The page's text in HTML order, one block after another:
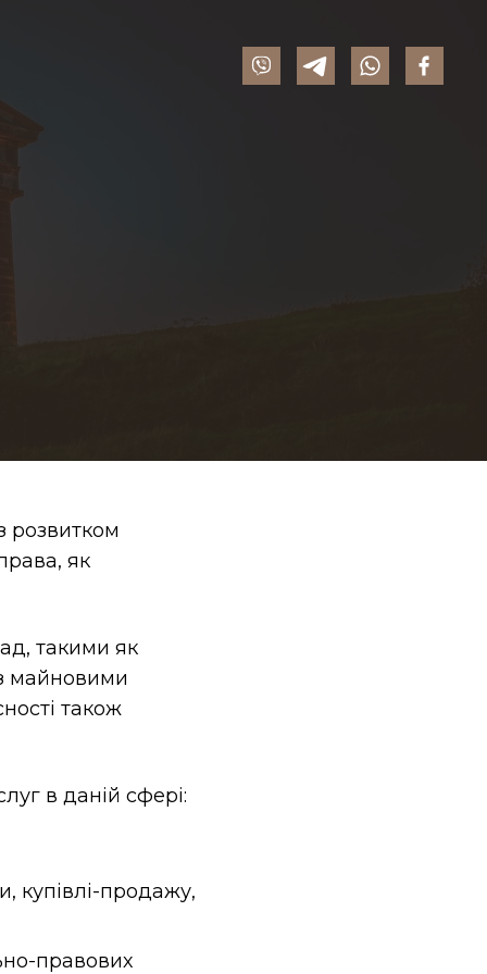
розвитком
як
такими як
майновими
також
в даній сфері:
купівлі-продажу,
правових